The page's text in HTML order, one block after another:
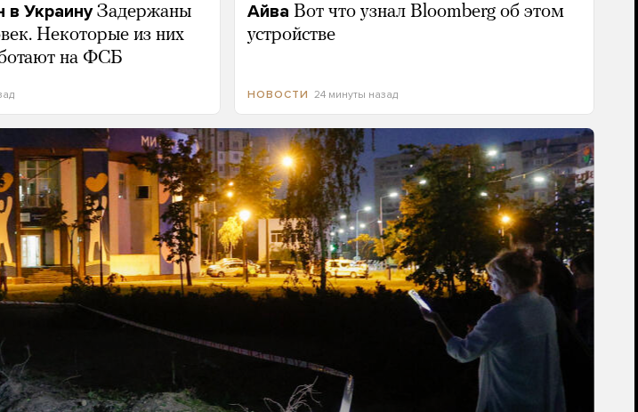
в Украину Задержаны
Некоторые из них
на ФСБ
Айва Вот что узнал Bloomberg об этом
устройстве
НОВОСТИ 24 минуты назад